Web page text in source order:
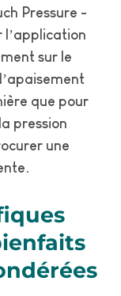
Pressure -
l’application
sur le
que pour
pression
une